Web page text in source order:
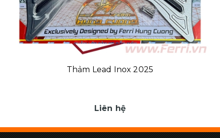
Thảm Lead Inox 2025
Liên hệ